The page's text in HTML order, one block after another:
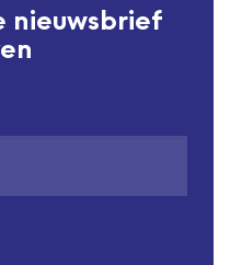
nieuwsbrief